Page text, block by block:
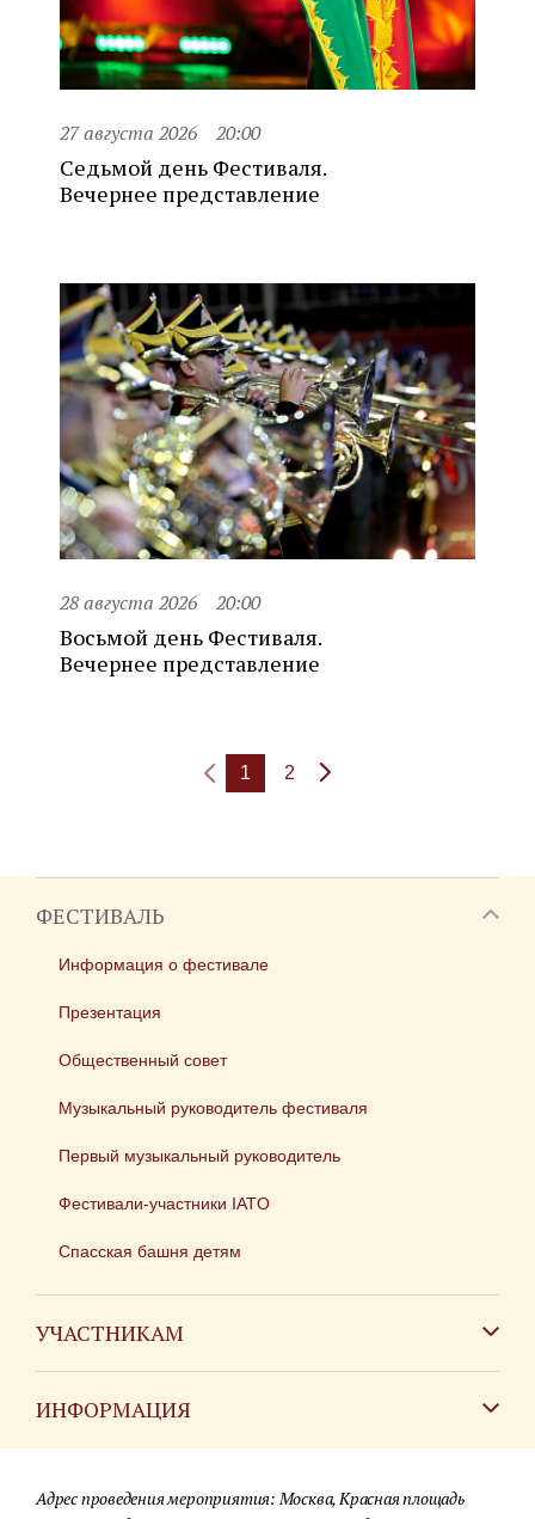
27 августа 2026 20:00
Седьмой день Фестиваля.
Вечернее представление
28 августа 2026 20:00
Восьмой день Фестиваля.
Вечернее представление
1 2
ФЕСТИВАЛЬ
Информация о фестивале
Презентация
Общественный совет
Музыкальный руководитель фестиваля
Первый музыкальный руководитель
Фестивали-участники IATO
Спасская башня детям
УЧАСТНИКАМ
ИНФОРМАЦИЯ
Для СМИ
Адрес проведения мероприятия: Москва, Красная площадь